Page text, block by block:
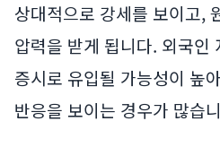
상대적으로 강세를 보이고,
압력을 받게 됩니다. 외국인
증시로 유입될 가능성이 높
반응을 보이는 경우가 많습